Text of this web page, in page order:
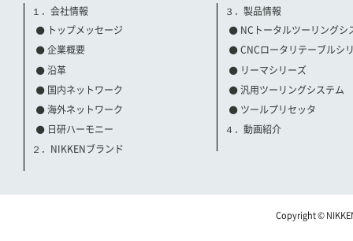
１．会社情報
トップメッセージ
企業概要
沿革
国内ネットワーク
海外ネットワーク
日研ハーモニー
２．NIKKENブランド
３．製品情報
NCトータルツーリングシ
CNCロータリテーブルシ
リーマシリーズ
汎用ツーリングシステム
ツールプリセッタ
４．動画紹介
Copyright ©